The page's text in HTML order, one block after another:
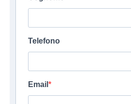
Telefono
Email